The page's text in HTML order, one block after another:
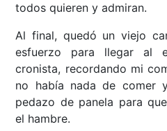
todos quieren y admiran.
Al final, quedó un viejo
esfuerzo para llegar al
cronista, recordando mi
no había nada de comer
pedazo de panela para
el hambre.